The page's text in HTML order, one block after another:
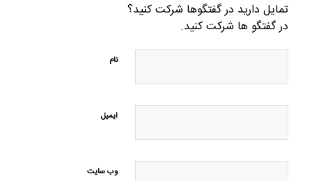
تمایل دارید در گفتگوها شرکت کنید؟
در گفتگو ها شرکت کنید.
نام
ایمیل
وب‌ سایت